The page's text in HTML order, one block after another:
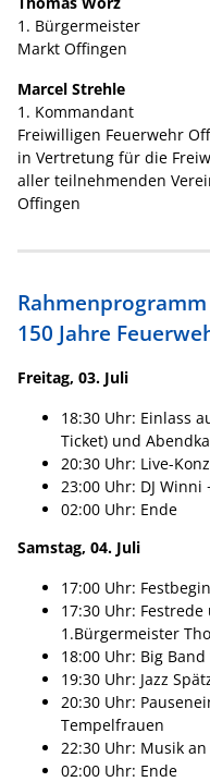
1. Bürgermeister
Markt Offingen
Marcel Strehle
1. Kommandant
Freiwilligen Feuerwehr
in Vertretung für die
aller teilnehmenden
Offingen
150 Jahre
Freitag, 03. Juli
18:30 Uhr: Einlass
Ticket) und
20:30 Uhr: Live-
23:00 Uhr: DJ
02:00 Uhr: Ende
Samstag, 04. Juli
17:00 Uhr:
17:30 Uhr:
1.Bürgermeister
18:00 Uhr: Big Band
19:30 Uhr: Jazz
20:30 Uhr:
Tempelfrauen
22:30 Uhr: Musik
02:00 Uhr: Ende